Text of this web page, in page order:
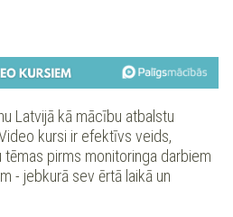
Latvijā kā mācību atbalstu
Video kursi ir efektīvs veids,
pirms monitoringa darbiem
- jebkurā sev ērtā laikā un